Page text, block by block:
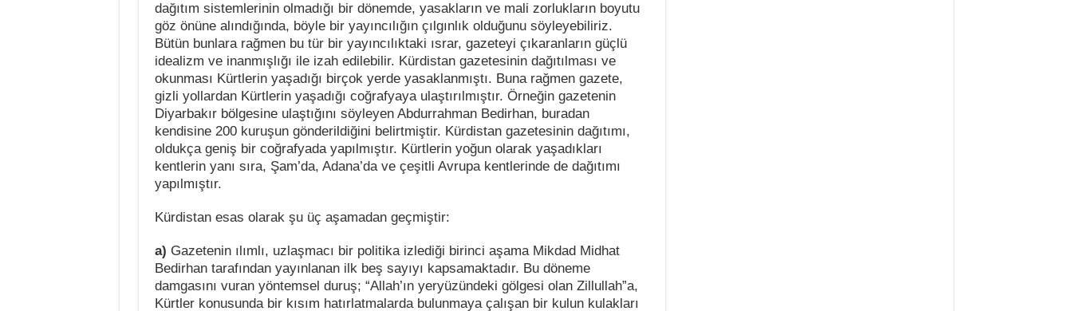
dağıtım sistemlerinin olmadığı bir dönemde, yasakların ve mali zorlukların boyutu
göz önüne alındığında, böyle bir yayıncılığın çılgınlık olduğunu söyleyebiliriz.
Bütün bunlara rağmen bu tür bir yayıncılıktaki ısrar, gazeteyi çıkaranların güçlü
idealizm ve inanmışlığı ile izah edilebilir. Kürdistan gazetesinin dağıtılması ve
okunması Kürtlerin yaşadığı birçok yerde yasaklanmıştı. Buna rağmen gazete,
gizli yollardan Kürtlerin yaşadığı coğrafyaya ulaştırılmıştır. Örneğin gazetenin
Diyarbakır bölgesine ulaştığını söyleyen Abdurrahman Bedirhan, buradan
kendisine 200 kuruşun gönderildiğini belirtmiştir. Kürdistan gazetesinin dağıtımı,
oldukça geniş bir coğrafyada yapılmıştır. Kürtlerin yoğun olarak yaşadıkları
kentlerin yanı sıra, Şam’da, Adana’da ve çeşitli Avrupa kentlerinde de dağıtımı
yapılmıştır.
Kürdistan esas olarak şu üç aşamadan geçmiştir:
a) Gazetenin ılımlı, uzlaşmacı bir politika izlediği birinci aşama Mikdad Midhat
Bedirhan tarafından yayınlanan ilk beş sayıyı kapsamaktadır. Bu döneme
damgasını vuran yöntemsel duruş; “Allah’ın yeryüzündeki gölgesi olan Zillullah”a,
Kürtler konusunda bir kısım hatırlatmalarda bulunmaya çalışan bir kulun kulakları